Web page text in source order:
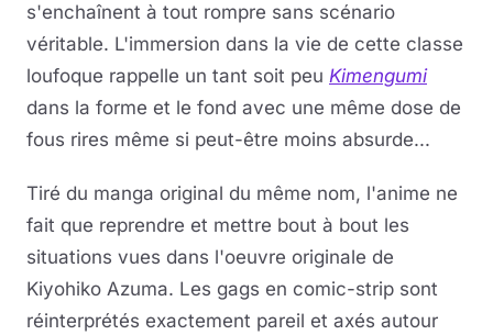
s'enchaînent à tout rompre sans scénario
véritable. L'immersion dans la vie de cette classe
loufoque rappelle un tant soit peu Kimengumi
dans la forme et le fond avec une même dose de
fous rires même si peut-être moins absurde...
Tiré du manga original du même nom, l'anime ne
fait que reprendre et mettre bout à bout les
situations vues dans l'oeuvre originale de
Kiyohiko Azuma. Les gags en comic-strip sont
réinterprétés exactement pareil et axés autour